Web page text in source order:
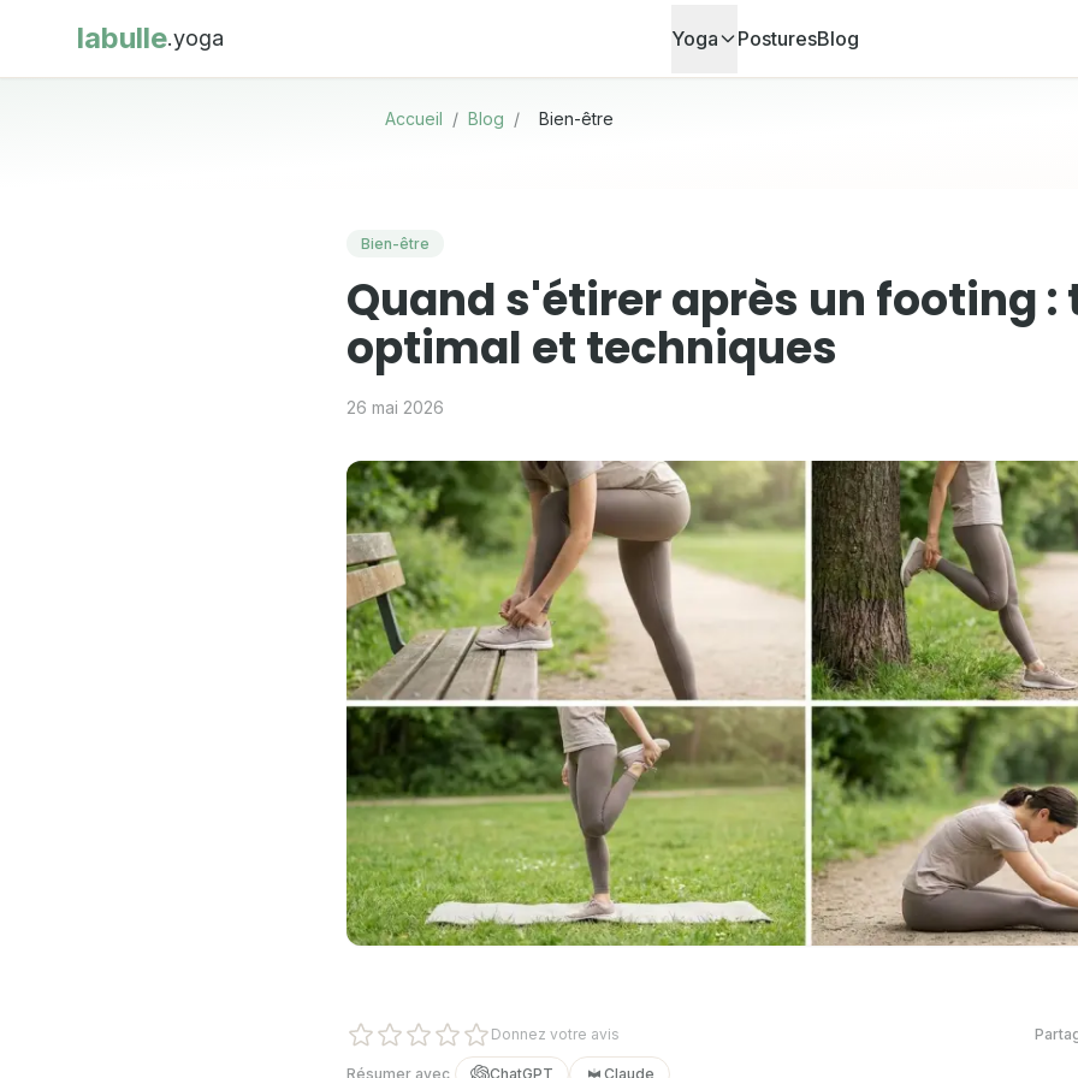
labulle.yoga Yoga PosturesBlog
Accueil / Blog / Bien-être
Bien-être
Quand s'étirer après un footing
optimal et techniques
26 mai 2026
Donnez votre avis
Résumer avec ChatGPT Claude